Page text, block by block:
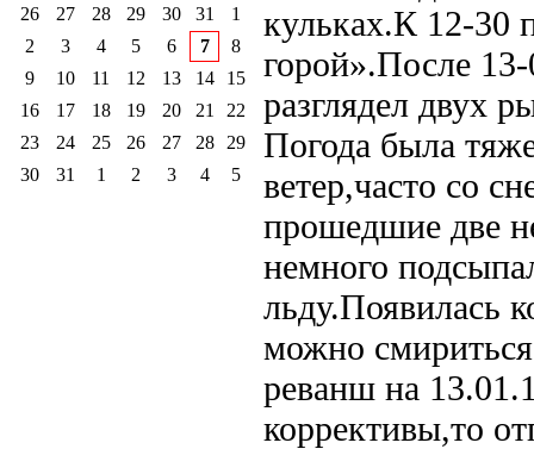
кульках.К 12-30
горой».После 13-
разглядел двух
Погода была
ветер,часто со
прошедшие две
немного
льду.Появилась
можно
реванш на
коррективы,то
26
27 28 29 30 31
1
2
3 4 5 6 7
8
9
10 11 12 13 14
15
16
17 18 19 20 21
22
23
24 25 26 27 28
29
30
31 1 2 3 4 5